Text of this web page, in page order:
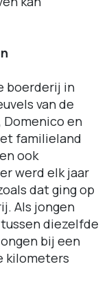
boerderij in
van de
Domenico en
familieland
ook
werd elk jaar
dat ging op
Als jongen
diezelfde
bij een
kilometers